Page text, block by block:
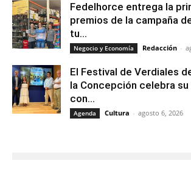
Fedelhorce entrega la
premios de la campaña
tu...
Negocio y Economía Redacción -
El Festival de Verdiales
la Concepción celebra su
con...
Agenda Cultura - agosto 6, 2026